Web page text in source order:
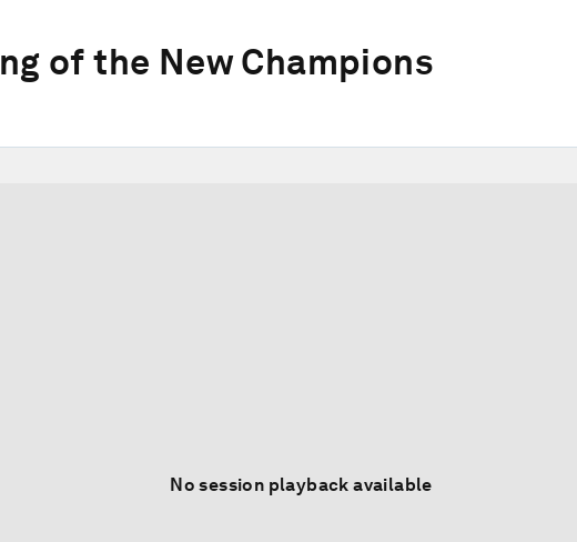
of the New Champions
No session playback available